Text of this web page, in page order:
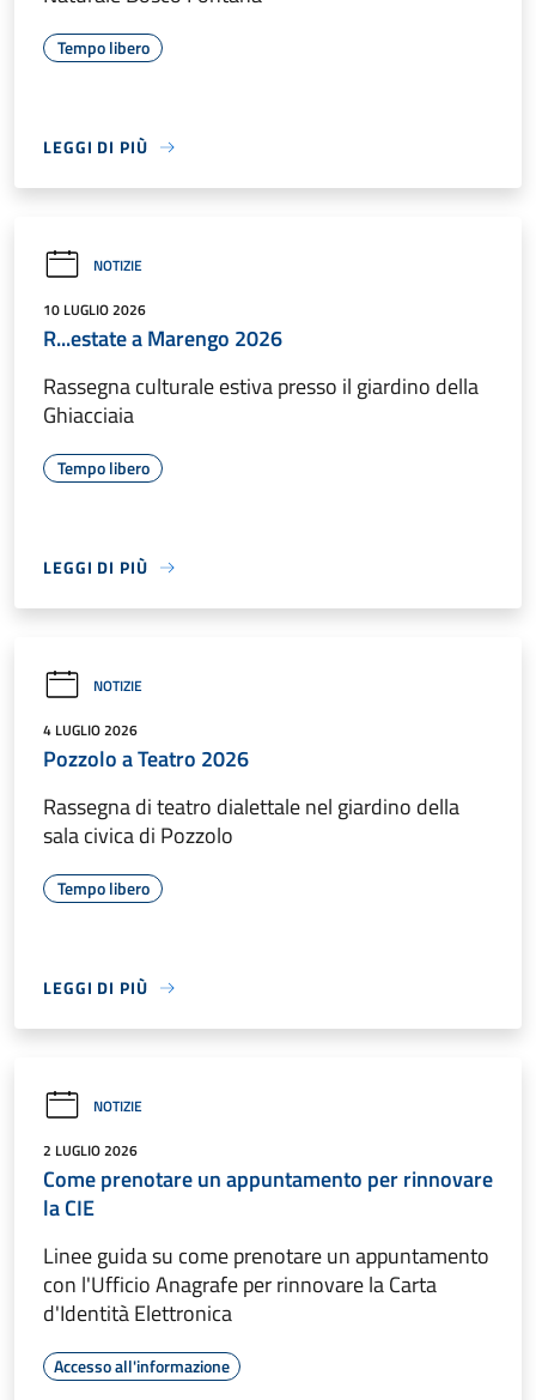
Tempo libero
LEGGI DI PIÙ
NOTIZIE
10 LUGLIO 2026
R...estate a Marengo 2026
Rassegna culturale estiva presso il giardino della
Ghiacciaia
Tempo libero
LEGGI DI PIÙ
NOTIZIE
4 LUGLIO 2026
Pozzolo a Teatro 2026
Rassegna di teatro dialettale nel giardino della
sala civica di Pozzolo
Tempo libero
LEGGI DI PIÙ
NOTIZIE
2 LUGLIO 2026
Come prenotare un appuntamento per rinnovare
la CIE
Linee guida su come prenotare un appuntamento
con l'Ufficio Anagrafe per rinnovare la Carta
d'Identità Elettronica
Accesso all'informazione